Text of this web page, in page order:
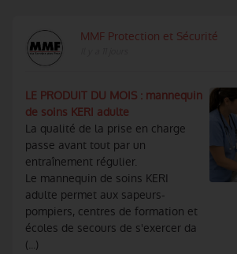
MMF Protection et Sécurité
LE PRODUIT DU MOIS : mannequin
de soins KERI adulte
La qualité de la prise en charge
passe avant tout par un
entraînement régulier.
Le mannequin de soins KERI
adulte permet aux sapeurs-
pompiers, centres de formation et
écoles de secours de s'exercer da
(...)